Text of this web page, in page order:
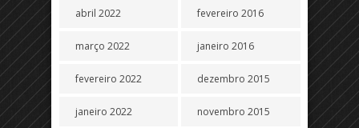
abril 2022
março 2022
fevereiro 2022
janeiro 2022
fevereiro 2016
janeiro 2016
dezembro 2015
novembro 2015